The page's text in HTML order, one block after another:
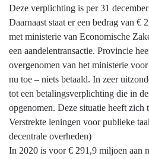
Deze verplichting is per 31
Daarnaast staat er een bedrag van €
met ministerie van Economische
een aandelentransactie. Provincie
overgenomen van het ministerie
nu toe – niets betaald. In zeer
tot een betalingsverplichting die in
opgenomen. Deze situatie heeft zich
Verstrekte leningen voor publieke
decentrale overheden)
In 2020 is voor € 291,9 miljoen aan